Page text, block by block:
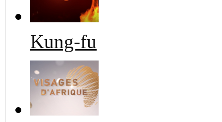
Kung-fu